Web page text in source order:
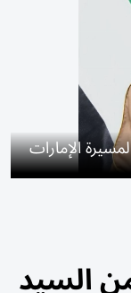
الإمارات
السيد